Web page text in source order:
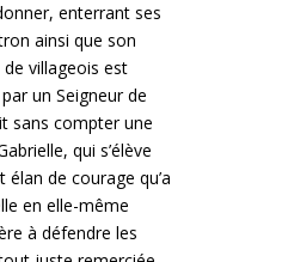
enterrant ses
ainsi que son
villageois est
un Seigneur de
sans compter une
qui s’élève
de courage qu’a
en elle-même
à défendre les